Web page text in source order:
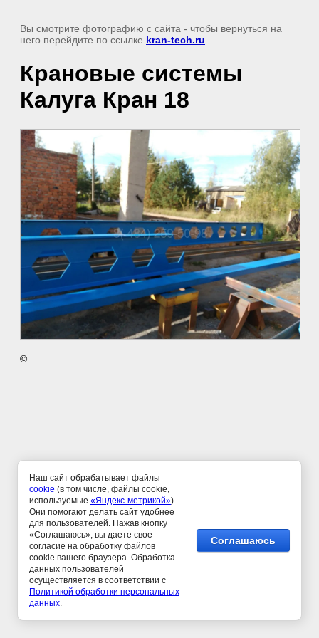
Вы смотрите фотографию с сайта - чтобы вернуться на
него перейдите по ссылке kran-tech.ru
Крановые системы
Калуга Кран 18
©
Наш сайт обрабатывает файлы
cookie (в том числе, файлы cookie,
используемые «Яндекс-метрикой»).
Они помогают делать сайт удобнее
для пользователей. Нажав кнопку
«Соглашаюсь», вы даете свое
согласие на обработку файлов
cookie вашего браузера. Обработка
данных пользователей
осуществляется в соответствии c
Политикой обработки персональных
данных.
Соглашаюсь